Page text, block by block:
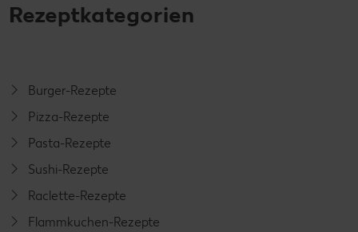
Rezeptkategorien
Burger-Rezepte
Pizza-Rezepte
Pasta-Rezepte
Sushi-Rezepte
Raclette-Rezepte
Flammkuchen-Rezepte